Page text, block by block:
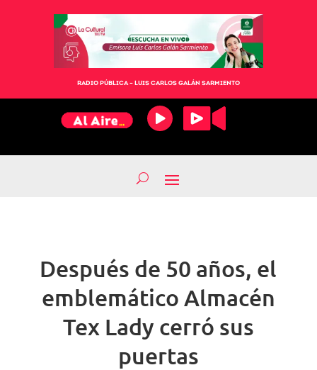
RADIO PÚBLICA – LUIS CARLOS GALÁN SARMIENTO
Después de 50 años, el
emblemático Almacén
Tex Lady cerró sus
puertas